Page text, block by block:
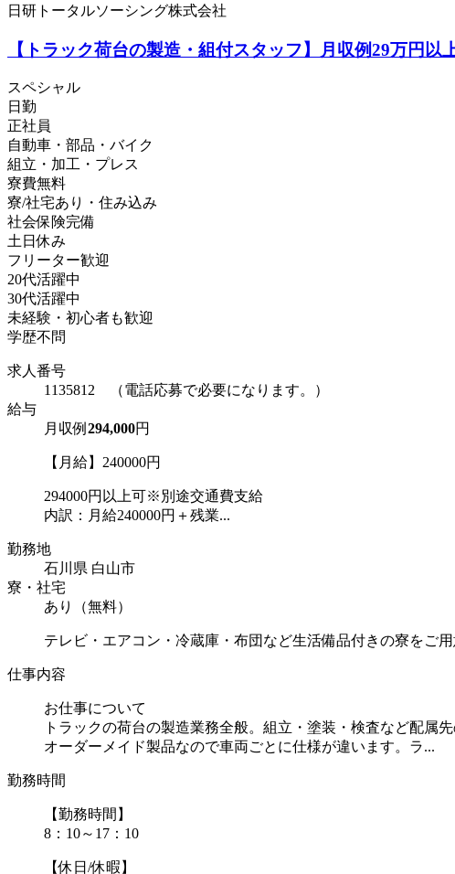
日研トータルソーシング株式会社
【トラック荷台の製造・組付スタッフ】月収例29万円
スペシャル
日勤
正社員
自動車・部品・バイク
組立・加工・プレス
寮費無料
寮/社宅あり・住み込み
社会保険完備
土日休み
フリーター歓迎
20代活躍中
30代活躍中
未経験・初心者も歓迎
学歴不問
求人番号
1135812 （電話応募で必要になります。）
給与
月収例 294,000円
【月給】240000円
294000円以上可※別途交通費支給
内訳：月給240000円＋残業...
勤務地
石川県 白山市
寮・社宅
あり（無料）
テレビ・エアコン・冷蔵庫・布団など生活備品付きの寮をご用
仕事内容
お仕事について
トラックの荷台の製造業務全般。組立・塗装・検査など配属
オーダーメイド製品なので車両ごとに仕様が違います。ラ...
勤務時間
【勤務時間】
8：10～17：10
【休日/休暇】